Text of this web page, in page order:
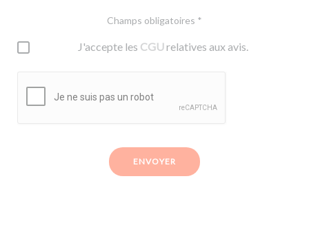
Champs obligatoires *
J'accepte les CGUrelatives aux avis.
ENVOYER